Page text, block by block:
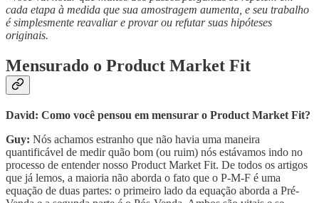
cada etapa à medida que sua amostragem aumenta, e seu trabalho
é simplesmente reavaliar e provar ou refutar suas hipóteses
originais.
Mensurado o Product Market Fit
David: Como você pensou em mensurar o Product Market Fit?
Guy: Nós achamos estranho que não havia uma maneira
quantificável de medir quão bom (ou ruim) nós estávamos indo no
processo de entender nosso Product Market Fit. De todos os artigos
que já lemos, a maioria não aborda o fato que o P-M-F é uma
equação de duas partes: o primeiro lado da equação aborda a Pré-